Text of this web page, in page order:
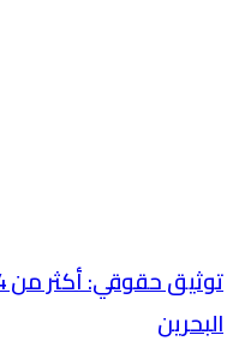
البحرين